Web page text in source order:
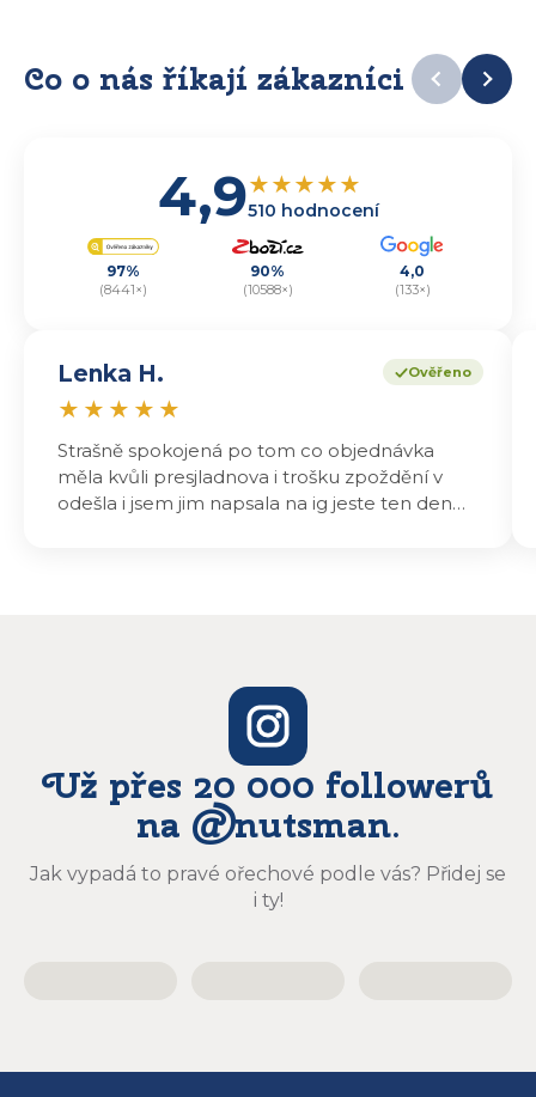
Co o nás říkají zákazníci
4,9★★★★★
510 hodnocení
97%
(8441×)
90%
(10588×)
4,0
(133×)
Ověřeno
Lenka H.
★ ★ ★ ★ ★
Strašně spokojená po tom co objednávka
měla kvůli presjladnova i trošku zpoždění v
odešla i jsem jim napsala na ig jeste ten den
Už přes 20 000 followerů
na @nutsman.
Jak vypadá to pravé ořechové podle vás? Přidej se
i ty!